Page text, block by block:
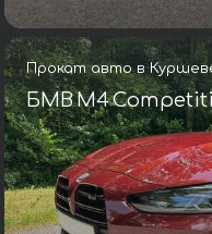
Прокат авто в
БМВ M4